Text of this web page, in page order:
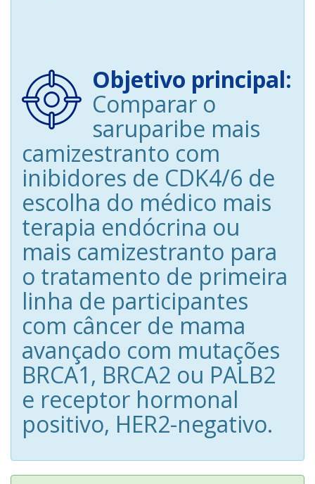
Objetivo principal:
Comparar o
saruparibe mais
camizestranto com
inibidores de CDK4/6 de
escolha do médico mais
terapia endócrina ou
mais camizestranto para
o tratamento de primeira
linha de participantes
com câncer de mama
avançado com mutações
BRCA1, BRCA2 ou PALB2
e receptor hormonal
positivo, HER2-negativo.